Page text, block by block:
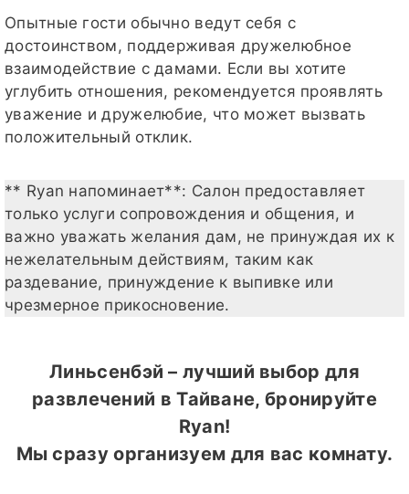
Опытные гости обычно ведут себя с
достоинством, поддерживая дружелюбное
взаимодействие с дамами. Если вы хотите
углубить отношения, рекомендуется проявлять
уважение и дружелюбие, что может вызвать
положительный отклик.
** Ryan напоминает**: Салон предоставляет
только услуги сопровождения и общения, и
важно уважать желания дам, не принуждая их к
нежелательным действиям, таким как
раздевание, принуждение к выпивке или
чрезмерное прикосновение.
Линьсенбэй – лучший выбор для
развлечений в Тайване, бронируйте
Ryan!
Мы сразу организуем для вас комнату.